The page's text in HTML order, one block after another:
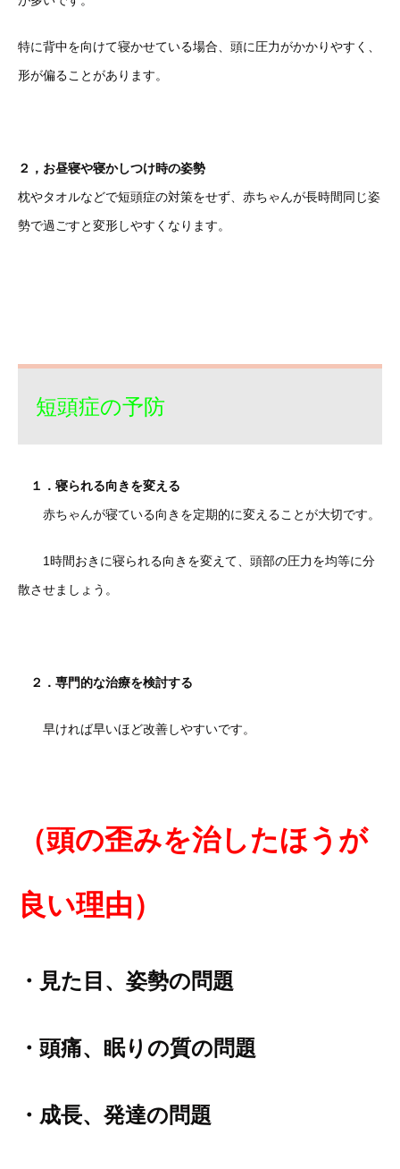
特に背中を向けて寝かせている場合、頭に圧力がかかりやすく、
形が偏ることがあります。
２，お昼寝や寝かしつけ時の姿勢
枕やタオルなどで短頭症の対策をせず、赤ちゃんが長時間同じ姿
勢で過ごすと変形しやすくなります。
短頭症の予防
１．寝られる向きを変える
赤ちゃんが寝ている向きを定期的に変えることが大切です。
1時間おきに寝られる向きを変えて、頭部の圧力を均等に分
散させましょう。
２．専門的な治療を検討する
早ければ早いほど改善しやすいです。
（頭の歪みを治したほう が
良い理由）
・見た目、 姿勢の問題
・頭痛、眠りの質の問題
・成長、発達の問題